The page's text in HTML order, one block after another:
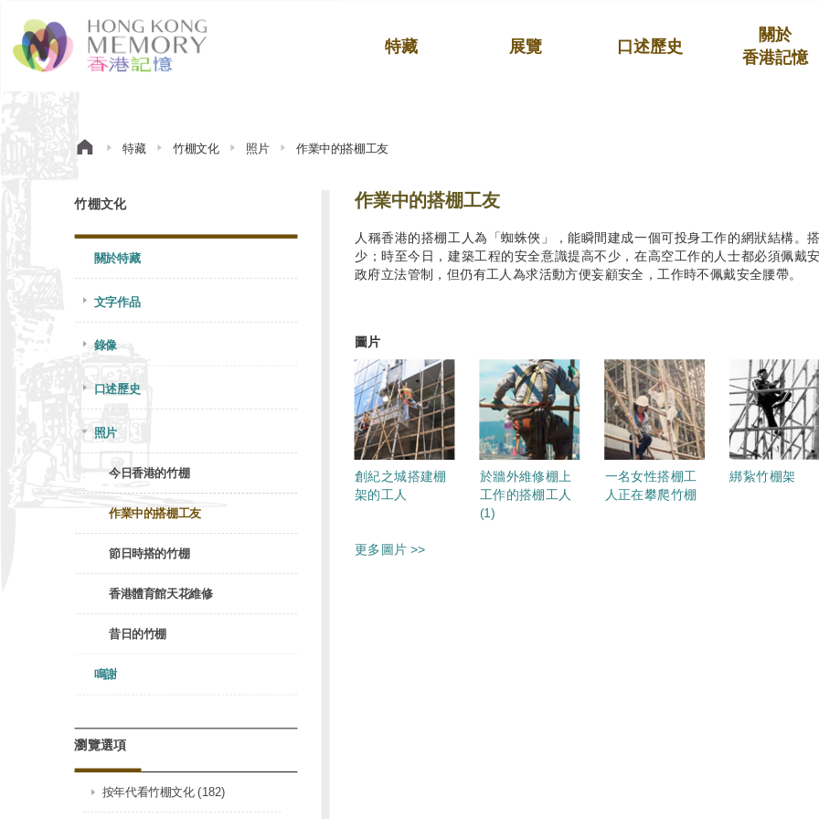
特藏 展覽 口述歷史
關於
香港記憶
特藏 竹棚文化 照片 作業中的搭棚工友
竹棚文化
關於特藏
文字作品
錄像
口述歷史
照片
今日香港的竹棚
作業中的搭棚工友
節日時搭的竹棚
香港體育館天花維修
昔日的竹棚
鳴謝
瀏覽選項
按年代看竹棚文化 (182)
作業中的搭棚工友
人稱香港的搭棚工人為「蜘蛛俠」，能瞬間建成一個可投身工作的網狀結構。
少；時至今日，建築工程的安全意識提高不少，在高空工作的人士都必須佩戴
政府立法管制，但仍有工人為求活動方便妄顧安全，工作時不佩戴安全腰帶。
圖片
創紀之城搭建棚
架的工人
於牆外維修棚上
工作的搭棚工人
(1)
一名女性搭棚工
人正在攀爬竹棚
綁紥竹棚架
更多圖片 >>